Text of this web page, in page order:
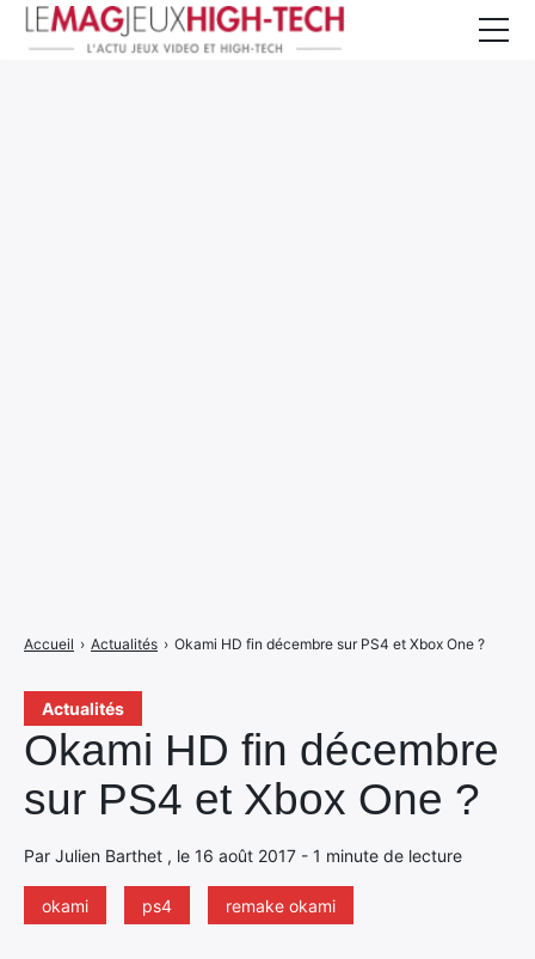
Actualités
Okami HD fin décembre
sur PS4 et Xbox One ?
Par Julien Barthet , le 16 août 2017 - 1 minute de lecture
okami ps4 remake okami
Accueil › Actualités › Okami HD fin décembre sur PS4 et Xbox One ?